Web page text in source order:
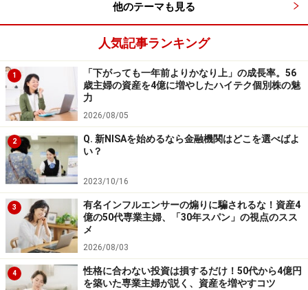
※記事内容は執筆時点のものです。最新の内容をご確認くださ
い。
本記事の内容は一般的な情報提供を目的としており、特定の金融
商品や投資行動を推奨するものではありません。
投資や資産運用に関する最終的なご判断はご自身の責任において
行ってください。
掲載情報の正確性・完全性については十分に配慮しております
が、その内容を保証するものではなく、これに基づく損失・損害
などについて当社は一切の責任を負いません。
最新の情報や詳細については、必ず各金融機関やサービス提供者
の公式情報をご確認ください。
【編集部おすすめの購入サイト】
Amazonで資産運用の書籍をチェック！
楽天市場で資産運用関連の書籍をチェック！
他のテーマも見る
人気記事ランキング
1
「下がっても一年前よりかなり上」の成長率。56
歳主婦の資産を4億に増やしたハイテク個別株の魅
力
2026/08/05
2
Q. 新NISAを始めるなら金融機関はどこを選べばよ
い？
2023/10/16
3
有名インフルエンサーの煽りに騙されるな！資産4
億の50代専業主婦、「30年スパン」の視点のスス
メ
2026/08/03
4
性格に合わない投資は損するだけ！50代から4億円
を築いた専業主婦が説く、資産を増やすコツ